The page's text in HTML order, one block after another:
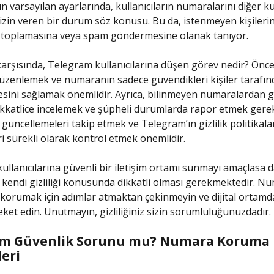
varsayılan ayarlarında, kullanıcıların numaralarını diğer
veren bir durum söz konusu. Bu da, istenmeyen
veya spam göndermesine olanak tanıyor.
Telegram kullanıcılarına düşen görev nedir?
ve numaranın sadece güvendikleri kişiler
sağlamak önemlidir. Ayrıca, bilinmeyen numaralardan
incelemek ve şüpheli durumlarda rapor etmek
takip etmek ve Telegram’ın gizlilik
sürekli olarak kontrol etmek önemlidir.
güvenli bir iletişim ortamı sunmayı amaçlasa
kendi gizliliği konusunda dikkatli olması gerekmektedir.
için adımlar atmaktan çekinmeyin ve dijital
edin. Unutmayın, gizliliğiniz sizin sorumluluğunuzdadır.
Güvenlik Sorunu mu? Numara Koruma